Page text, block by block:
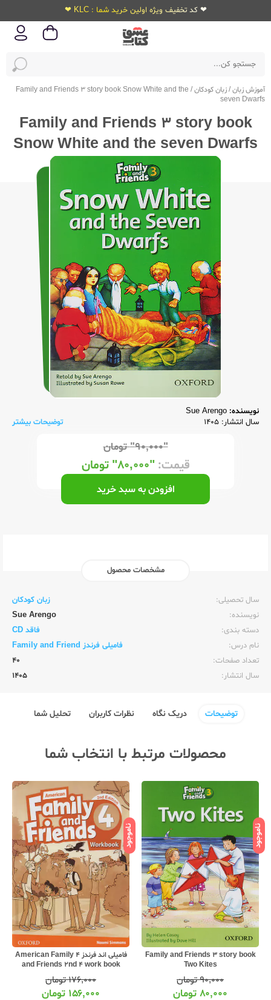
❤ کد تخفیف ویژه اولین خرید شما : KLC ❤
آموزش زبان/زبان کودکان/
Family and Friends 3 story book Snow White and the
seven Dwarfs
Family and Friends 3 story book
Snow White and the seven Dwarfs
نویسنده: Sue Arengo
سال انتشار: 1405
توضیحات بیشتر
"۹۰,۰۰۰" تومان
قیمت:"۸۰,۰۰۰" تومان
افزودن به سبد خرید
مشخصات محصول
سال تحصیلی:‌
زبان کودکان
نویسنده:‌
Sue Arengo
دسته بندی:
فاقد CD
نام درس:
فامیلی فرندز Family and Friend
تعداد صفحات:‌
40
سال انتشار:‌
1405
توضیحات دریک نگاه نظرات کاربران تحلیل شما
محصولات مرتبط با انتخاب شما
ناموجود
Family and Friends 3 story book
Two Kites
۹۰,۰۰۰تومان
۸۰,۰۰۰ تومان
ناموجود
فامیلی اند فرندز 4 American Family
and Friends 2nd 4 work book
۱۷۶,۰۰۰تومان
۱۵۶,۰۰۰ تومان